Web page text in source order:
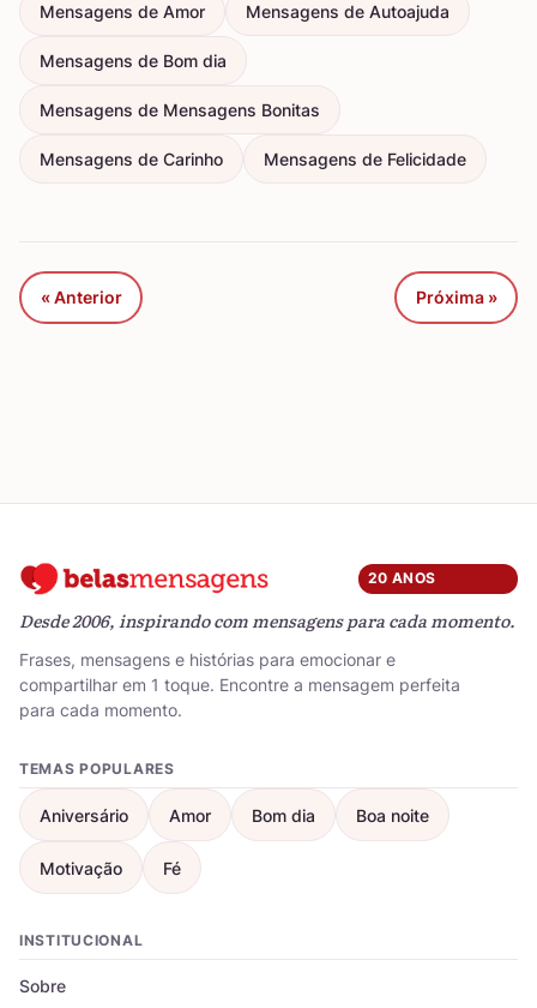
Mensagens de Amor Mensagens de Autoajuda
Mensagens de Bom dia
Mensagens de Mensagens Bonitas
Mensagens de Carinho Mensagens de Felicidade
« Anterior Próxima »
20 ANOS
Desde 2006, inspirando com mensagens para cada momento.
Frases, mensagens e histórias para emocionar e
compartilhar em 1 toque. Encontre a mensagem perfeita
para cada momento.
TEMAS POPULARES
Aniversário Amor Bom dia Boa noite
Motivação Fé
INSTITUCIONAL
Sobre